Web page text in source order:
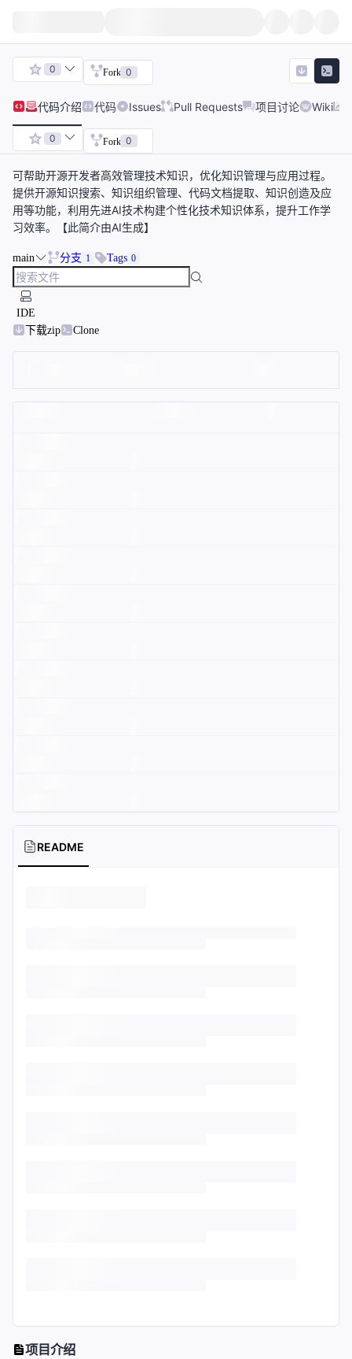
0 Fork 0
代码介绍 代码 Issues Pull Requests 项目讨论 Wiki
0 Fork 0
可帮助开源开发者高效管理技术知识，优化知识管理与应用过程。
提供开源知识搜索、知识组织管理、代码文档提取、知识创造及应
用等功能，利用先进AI技术构建个性化技术知识体系，提升工作学
习效率。【此简介由AI生成】
main 分支 1 Tags 0
IDE
下载zip
Clone
README
项目介绍